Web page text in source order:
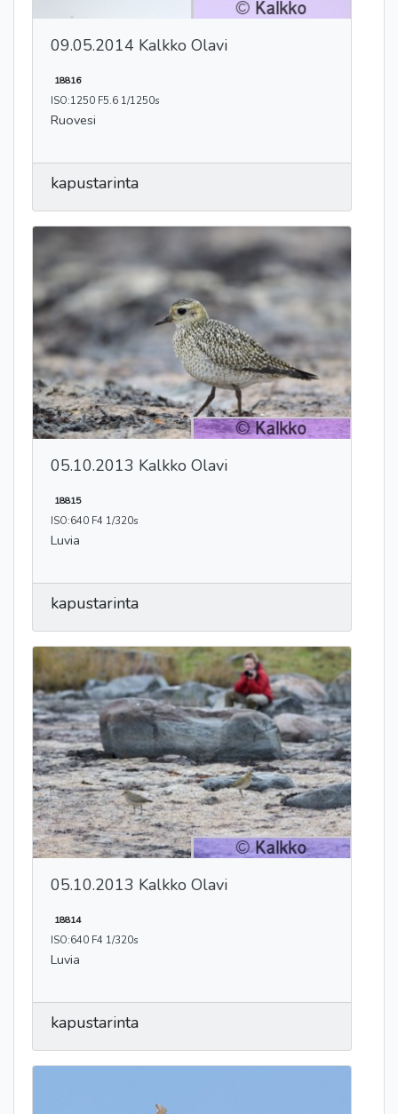
09.05.2014 Kalkko Olavi
18816
ISO:1250 F5.6 1/1250s
Ruovesi
kapustarinta
05.10.2013 Kalkko Olavi
18815
ISO:640 F4 1/320s
Luvia
kapustarinta
05.10.2013 Kalkko Olavi
18814
ISO:640 F4 1/320s
Luvia
kapustarinta